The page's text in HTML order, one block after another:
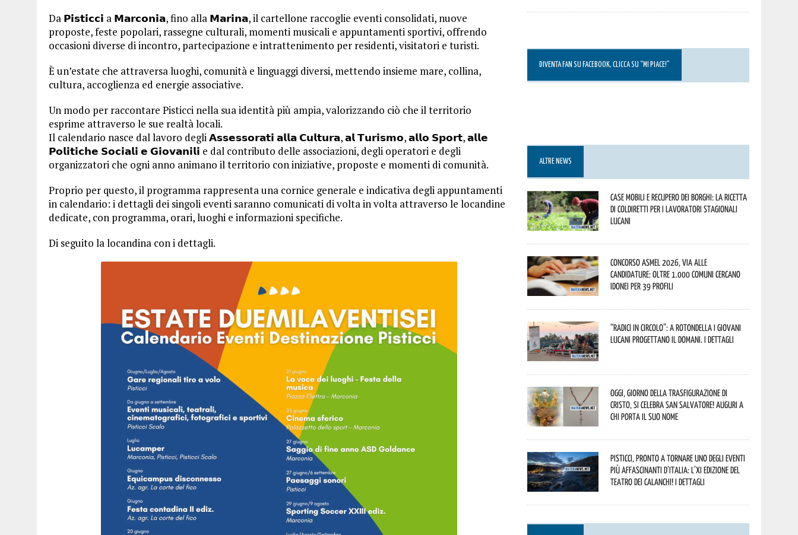
Da 𝗣𝗶𝘀𝘁𝗶𝗰𝗰𝗶 a 𝗠𝗮𝗿𝗰𝗼𝗻𝗶𝗮, fino alla 𝗠𝗮𝗿𝗶𝗻𝗮, il cartellone raccoglie eventi consolidati, nuove
proposte, feste popolari, rassegne culturali, momenti musicali e appuntamenti sportivi, offrendo
occasioni diverse di incontro, partecipazione e intrattenimento per residenti, visitatori e turisti.
È un’estate che attraversa luoghi, comunità e linguaggi diversi, mettendo insieme mare, collina,
cultura, accoglienza ed energie associative.
Un modo per raccontare Pisticci nella sua identità più ampia, valorizzando ciò che il territorio
esprime attraverso le sue realtà locali.
Il calendario nasce dal lavoro degli 𝗔𝘀𝘀𝗲𝘀𝘀𝗼𝗿𝗮𝘁𝗶 𝗮𝗹𝗹𝗮 𝗖𝘂𝗹𝘁𝘂𝗿𝗮, 𝗮𝗹 𝗧𝘂𝗿𝗶𝘀𝗺𝗼, 𝗮𝗹𝗹𝗼 𝗦𝗽𝗼𝗿𝘁, 𝗮𝗹𝗹𝗲
𝗣𝗼𝗹𝗶𝘁𝗶𝗰𝗵𝗲 𝗦𝗼𝗰𝗶𝗮𝗹𝗶 𝗲 𝗚𝗶𝗼𝘃𝗮𝗻𝗶𝗹𝗶 e dal contributo delle associazioni, degli operatori e degli
organizzatori che ogni anno animano il territorio con iniziative, proposte e momenti di comunità.
Proprio per questo, il programma rappresenta una cornice generale e indicativa degli appuntamenti
in calendario: i dettagli dei singoli eventi saranno comunicati di volta in volta attraverso le locandine
dedicate, con programma, orari, luoghi e informazioni specifiche.
Di seguito la locandina con i dettagli.
DIVENTA FAN SU FACEBOOK, CLICCA SU “MI PIACE!”
ALTRE NEWS
Case mobili e recupero dei borghi: la ricetta
di Coldiretti per i lavoratori stagionali
lucani
Concorso Asmel 2026, via alle
candidature: oltre 1.000 Comuni cercano
idonei per 39 profili
“Radici in Circolo”: a Rotondella i giovani
lucani progettano il domani. I dettagli
Oggi, giorno della Trasfigurazione di
Cristo, si celebra San Salvatore! Auguri a
chi porta il suo nome
Pisticci, pronto a tornare uno degli eventi
più affascinanti d’Italia: l’XI edizione del
Teatro dei Calanchi! I dettagli